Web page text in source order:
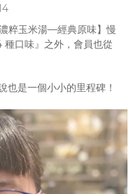
粹玉米湯—經典原味】慢
種口味』之外，會員也從
是一個小小的里程碑！